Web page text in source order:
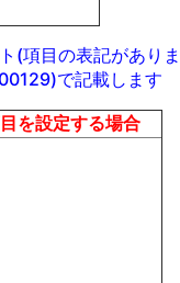
(項目の表記があり
で記載します
を設定する場合